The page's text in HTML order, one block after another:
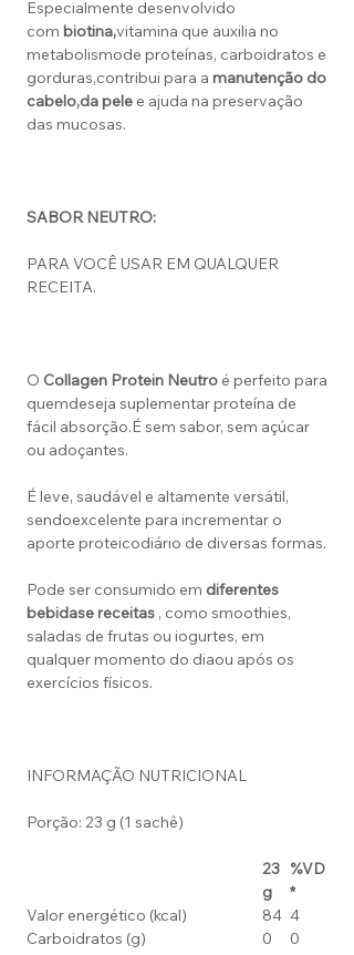
Especialmente desenvolvido
com biotina,vitamina que auxilia no
metabolismode proteínas, carboidratos e
gorduras,contribui para a manutenção do
cabelo,da pele e ajuda na preservação
das mucosas.
SABOR NEUTRO:
PARA VOCÊ USAR EM QUALQUER
RECEITA.
O Collagen Protein Neutro é perfeito para
quemdeseja suplementar proteína de
fácil absorção.É sem sabor, sem açúcar
ou adoçantes.
É leve, saudável e altamente versátil,
sendoexcelente para incrementar o
aporte proteicodiário de diversas formas.
Pode ser consumido em diferentes
bebidase receitas , como smoothies,
saladas de frutas ou iogurtes, em
qualquer momento do diaou após os
exercícios físicos.
INFORMAÇÃO NUTRICIONAL
Porção: 23 g (1 sachê)
23
g
%VD
*
Valor energético (kcal)
84 4
Carboidratos (g)
0
0